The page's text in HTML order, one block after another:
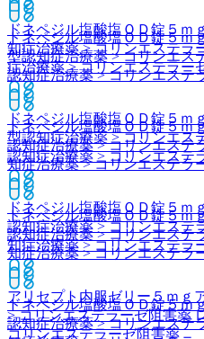
ドネペジル塩酸塩ＯＤ錠５ｍ
知症治療薬 > コリンエステラ
症治療薬 > コリンエステラー
ドネペジル塩酸塩ＯＤ錠５ｍ
型認知症治療薬 > コリンエス
認知症治療薬 > コリンエステ
ドネペジル塩酸塩ＯＤ錠５ｍ
認知症治療薬 > コリンエステ
知症治療薬 > コリンエステラ
アリセプト内服ゼリー５ｍｇ
> コリンエステラーゼ阻害薬
コリンエステラーゼ阻害薬
ドネペジル塩酸塩ＯＤ錠５ｍ
型認知症治療薬 > コリンエス
認知症治療薬 > コリンエステ
ドネペジル塩酸塩ＯＤ錠５ｍ
認知症治療薬 > コリンエステ
知症治療薬 > コリンエステラ
ドネペジル塩酸塩ＯＤ錠５ｍ
認知症治療薬 > コリンエステ
知症治療薬 > コリンエステラ
ドネペジル塩酸塩ＯＤ錠５ｍ
認知症治療薬 > コリンエステ